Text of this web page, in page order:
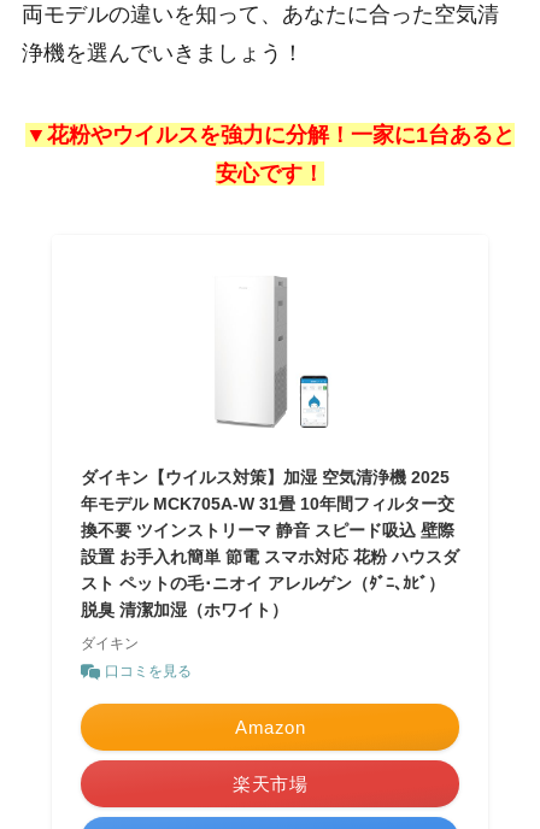
両モデルの違いを知って、あなたに合った空気清
浄機を選んでいきましょう！
▼花粉やウイルスを強力に分解！一家に1台あると
安心です！
ダイキン【ウイルス対策】加湿 空気清浄機 2025
年モデル MCK705A-W 31畳 10年間フィルター交
換不要 ツインストリーマ 静音 スピード吸込 壁際
設置 お手入れ簡単 節電 スマホ対応 花粉 ハウスダ
スト ペットの毛･ニオイ アレルゲン（ﾀﾞﾆ､ｶﾋﾞ）
脱臭 清潔加湿（ホワイト）
ダイキン
口コミを見る
Amazon
楽天市場